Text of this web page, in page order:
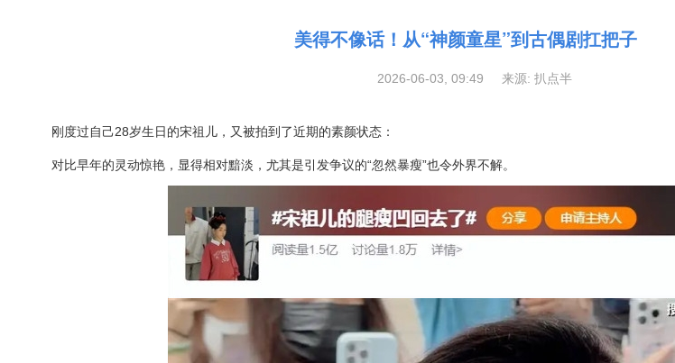
美得不像话！从“神颜童星”到古偶剧扛把子
2026-06-03, 09:49 来源: 扒点半
刚度过自己28岁生日的宋祖儿，又被拍到了近期的素颜状态：
对比早年的灵动惊艳，显得相对黯淡，尤其是引发争议的“忽然暴瘦”也令外界不解。